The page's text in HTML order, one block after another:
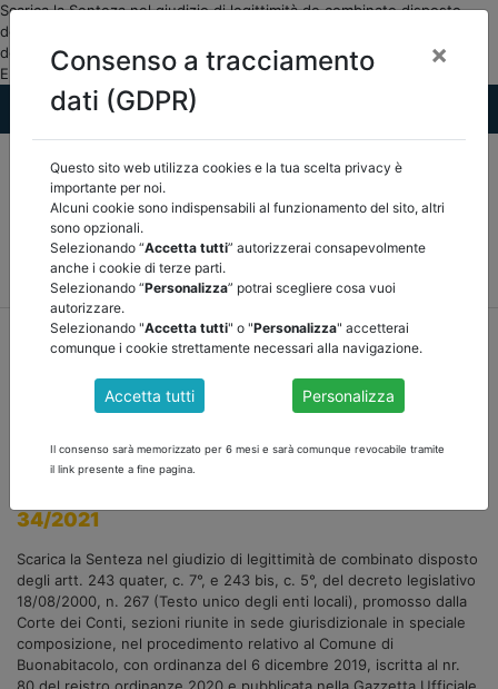
Scarica la Senteza nel giudizio di legittimità de combinato disposto
degli artt. 243 quater, c. 7°, e 243 bis,... DOCUMENTI PUBBLICI Corte
dei conti e giurisprudenza ASSOCIAZIONE NAZIONALE CERTIFICATORI
E REVISORI DEGLI ENTI LOCALI">
MEF FINANZA LOCALE/OSSERVATORIO
CORTE DEI CONTI E GIURISPRUDENZA
ARCONET
home
documenti pubblici
corte dei conti e giurisprudenza/ torna indietro
DOCUMENTI PUBBLICI
34/2021
Scarica la Senteza nel giudizio di legittimità de combinato disposto
degli artt. 243 quater, c. 7°, e 243 bis, c. 5°, del decreto legislativo
18/08/2000, n. 267 (Testo unico degli enti locali), promosso dalla
Corte dei Conti, sezioni riunite in sede giurisdizionale in speciale
composizione, nel procedimento relativo al Comune di
Buonabitacolo, con ordinanza del 6 dicembre 2019, iscritta al nr.
80 del reistro ordinanze 2020 e pubblicata nella Gazzetta Ufficiale
Consenso a tracciamento
dati (GDPR)
×
Questo sito web utilizza cookies e la tua scelta privacy è
importante per noi.
Alcuni cookie sono indispensabili al funzionamento del sito, altri
sono opzionali.
Selezionando “Accetta tutti” autorizzerai consapevolmente
anche i cookie di terze parti.
Selezionando “Personalizza” potrai scegliere cosa vuoi
autorizzare.
Selezionando "Accetta tutti" o "Personalizza" accetterai
comunque i cookie strettamente necessari alla navigazione.
Accetta tutti Personalizza
Il consenso sarà memorizzato per 6 mesi e sarà comunque revocabile tramite
il link presente a fine pagina.